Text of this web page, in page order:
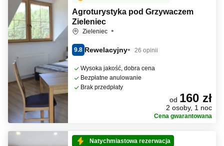
Agroturystyka pod Grzywaczem
Zieleniec
Zieleniec
9.8 Rewelacyjny 26 opinii
Wysoka jakość, dobra cena
Bezpłatne anulowanie
Brak przedpłaty
od 160 zł
2 osoby, 1 noc
Cena gwarantowana
Natychmiastowa rezerwacja